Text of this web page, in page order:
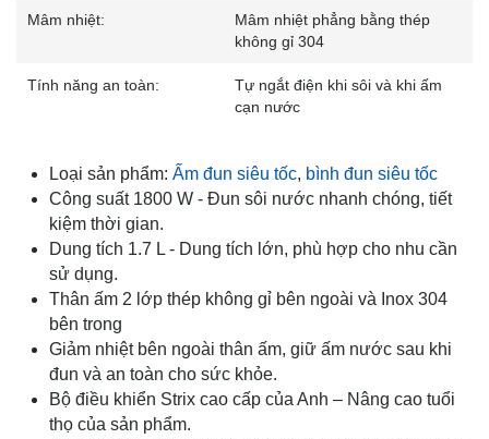
Mâm nhiệt:
Mâm nhiệt phẳng bằng thép
không gỉ 304
Tính năng an toàn:
Tự ngắt điện khi sôi và khi ấm
cạn nước
Loại sản phẩm: Ấm đun siêu tốc, bình đun siêu tốc
Công suất 1800 W - Đun sôi nước nhanh chóng, tiết
kiệm thời gian.
Dung tích 1.7 L - Dung tích lớn, phù hợp cho nhu cần
sử dụng.
Thân ấm 2 lớp thép không gỉ bên ngoài và Inox 304
bên trong
Giảm nhiệt bên ngoài thân ấm, giữ ấm nước sau khi
đun và an toàn cho sức khỏe.
Bộ điều khiển Strix cao cấp của Anh – Nâng cao tuổi
thọ của sản phẩm.